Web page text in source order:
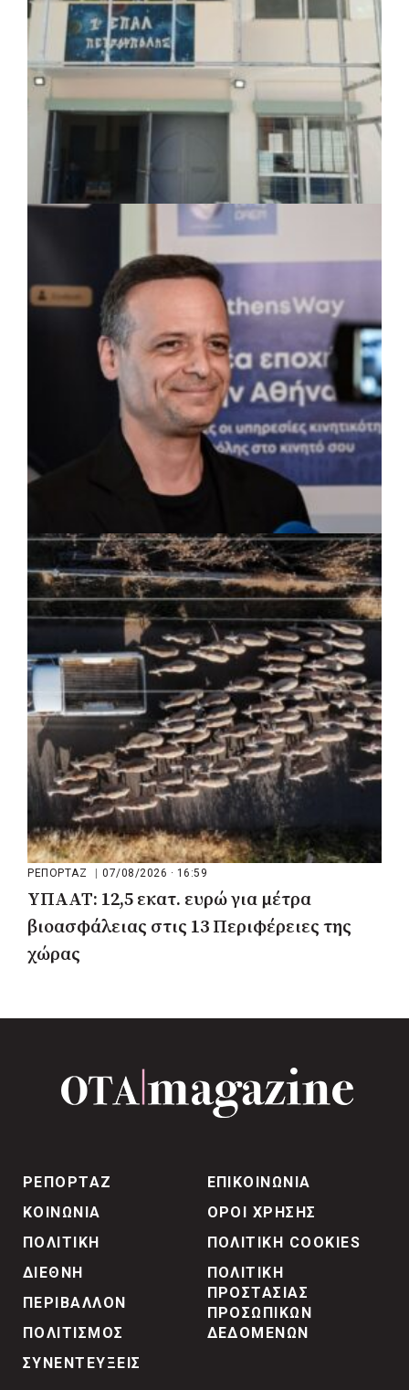
ΤΟΠΙΚΗ ΑΥΤΟΔΙΟΙΚΗΣΗ 07/08/2026 · 17:45
Δήμος Πετρούπολης: Εργασίες
συντήρησης σε σχολεία και αθλητικές
εγκαταστάσεις
ΡΕΠΟΡΤΑΖ | 07/08/2026 · 17:27
Ο Δούκας για έργα, καθαριότητα και τη
μάχη των επόμενων εκλογών: «Η καλύτερη
μου να κατέβει ο Μπακογιάννης»
ΡΕΠΟΡΤΑΖ | 07/08/2026 · 16:59
ΥΠΑΑΤ: 12,5 εκατ. ευρώ για μέτρα
βιοασφάλειας στις 13 Περιφέρειες της
χώρας
ΡΕΠΟΡΤΑΖ
ΚΟΙΝΩΝΙΑ
ΠΟΛΙΤΙΚΗ
ΔΙΕΘΝΗ
ΠΕΡΙΒΑΛΛΟΝ
ΠΟΛΙΤΙΣΜΟΣ
ΣΥΝΕΝΤΕΥΞΕΙΣ
ΕΠΙΚΟΙΝΩΝΙΑ
ΟΡΟΙ ΧΡΗΣΗΣ
ΠΟΛΙΤΙΚΗ COOKIES
ΠΟΛΙΤΙΚΗ
ΠΡΟΣΤΑΣΙΑΣ
ΠΡΟΣΩΠΙΚΩΝ
ΔΕΔΟΜΕΝΩΝ